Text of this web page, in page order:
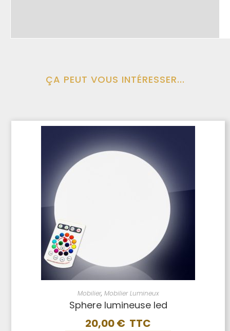
ÇA PEUT VOUS INTÉRESSER...
Mobilier, Mobilier Lumineux
Sphere lumineuse led
20,00€